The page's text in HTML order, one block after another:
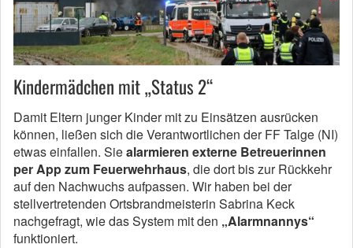
Kindermädchen mit „Status 2“
Damit Eltern junger Kinder mit zu Einsätzen ausrücken
können, ließen sich die Verantwortlichen der FF Talge (NI)
etwas einfallen. Siealarmieren externe Betreuerinnen
per App zum Feuerwehrhaus, die dort bis zur Rückkehr
auf den Nachwuchs aufpassen. Wir haben bei der
stellvertretenden Ortsbrandmeisterin Sabrina Keck
nachgefragt, wie das System mit den „Alarmnannys“
funktioniert.